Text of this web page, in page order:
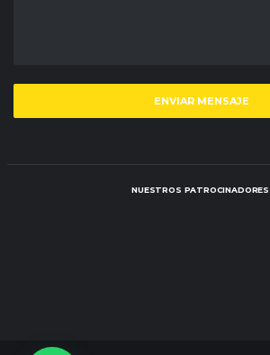
NUESTROS PATROCINADORES: